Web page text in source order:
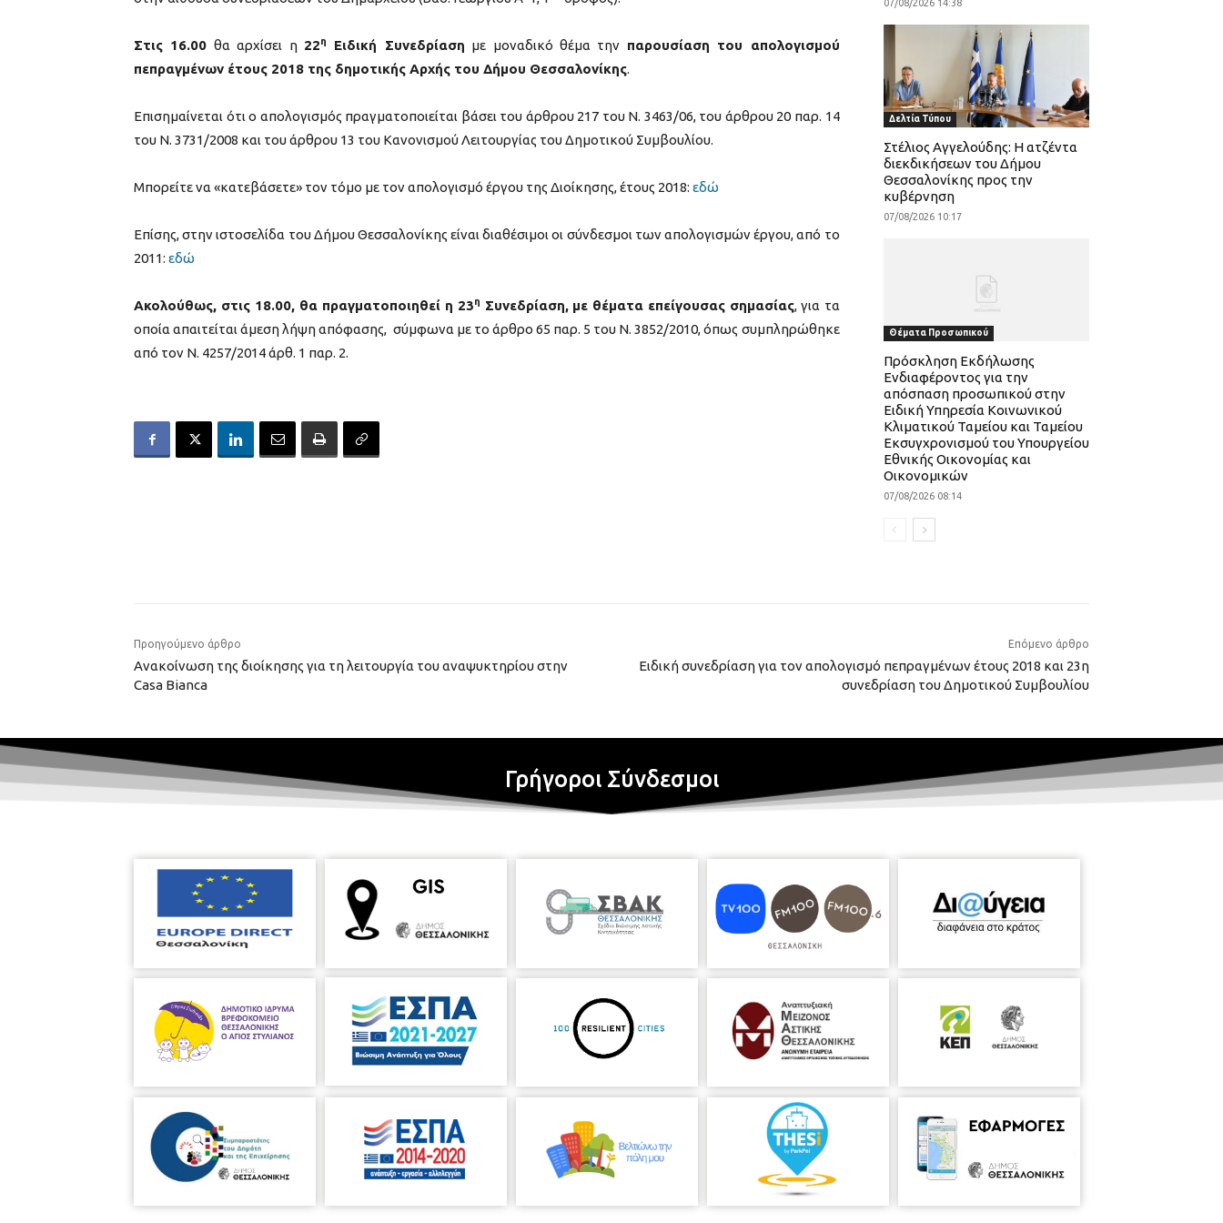
Στις 16.00 θα αρχίσει η 22η Ειδική Συνεδρίαση με μοναδικό θέμα την παρουσίαση του απολογισμού
πεπραγμένων έτους 2018 της δημοτικής Αρχής του Δήμου Θεσσαλονίκης.
Επισημαίνεται ότι ο απολογισμός πραγματοποιείται βάσει του άρθρου 217 του Ν. 3463/06, του άρθρου 20 παρ. 14
του Ν. 3731/2008 και του άρθρου 13 του Κανονισμού Λειτουργίας του Δημοτικού Συμβουλίου.
Μπορείτε να «κατεβάσετε» τον τόμο με τον απολογισμό έργου της Διοίκησης, έτους 2018: εδώ
Επίσης, στην ιστοσελίδα του Δήμου Θεσσαλονίκης είναι διαθέσιμοι οι σύνδεσμοι των απολογισμών έργου, από το
2011: εδώ
Ακολούθως, στις 18.00, θα πραγματοποιηθεί η 23η Συνεδρίαση, με θέματα επείγουσας σημασίας, για τα
οποία απαιτείται άμεση λήψη απόφασης, σύμφωνα με το άρθρο 65 παρ. 5 του Ν. 3852/2010, όπως συμπληρώθηκε
από τον Ν. 4257/2014 άρθ. 1 παρ. 2.
07/08/2026 14:38
Δελτία Τύπου
Στέλιος Αγγελούδης: Η ατζέντα
διεκδικήσεων του Δήμου
Θεσσαλονίκης προς την
κυβέρνηση
07/08/2026 10:17
Θέματα Προσωπικού
Πρόσκληση Εκδήλωσης
Ενδιαφέροντος για την
απόσπαση προσωπικού στην
Ειδική Υπηρεσία Κοινωνικού
Κλιματικού Ταμείου και Ταμείου
Εκσυγχρονισμού του Υπουργείου
Εθνικής Οικονομίας και
Οικονομικών
07/08/2026 08:14
Προηγούμενο άρθρο
Ανακοίνωση της διοίκησης για τη λειτουργία του αναψυκτηρίου στην
Casa Bianca
Επόμενο άρθρο
Ειδική συνεδρίαση για τον απολογισμό πεπραγμένων έτους 2018 και 23η
συνεδρίαση του Δημοτικού Συμβουλίου
Γρήγοροι Σύνδεσμοι